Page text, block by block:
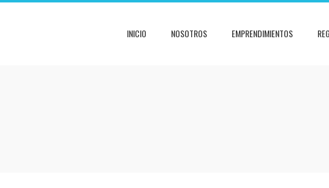
INICIO NOSOTROS EMPRENDIMIENTOS